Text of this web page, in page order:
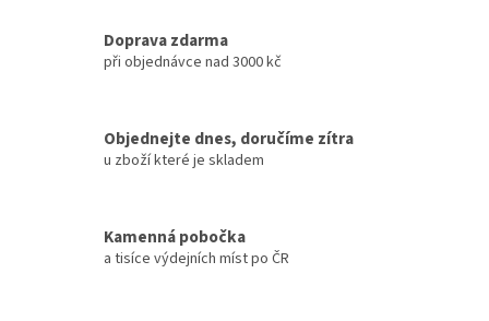
Doprava zdarma
při objednávce nad 3000 kč
Objednejte dnes, doručíme zítra
u zboží které je skladem
Kamenná pobočka
a tisíce výdejních míst po ČR